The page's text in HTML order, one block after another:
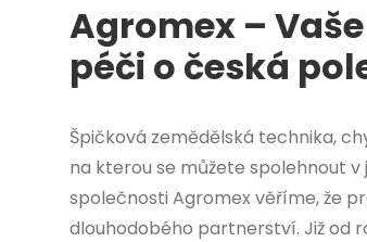
Agromex –
péči o česká
Špičková zemědělská technika,
na kterou se můžete spolehnout
společnosti Agromex věříme, že
dlouhodobého partnerství. Již od